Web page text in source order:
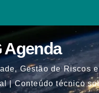
Agenda
Gestão de Riscos e
| Conteúdo técnico